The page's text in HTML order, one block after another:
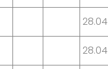
28.04
28.04